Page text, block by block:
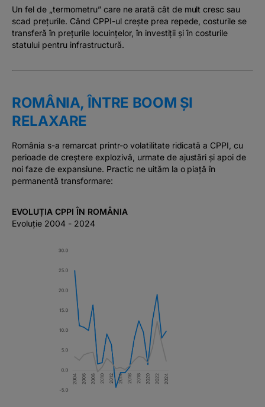
Un fel de „termometru” care ne arată cât de mult cresc sau
scad prețurile. Când CPPI-ul crește prea repede, costurile se
transferă în prețurile locuințelor, în investiții și în costurile
statului pentru infrastructură.
ROMÂNIA, ÎNTRE BOOM ȘI
RELAXARE
România s-a remarcat printr-o volatilitate ridicată a CPPI, cu
perioade de creștere explozivă, urmate de ajustări și apoi de
noi faze de expansiune. Practic ne uităm la o piață în
permanentă transformare:
EVOLUȚIA CPPI ÎN ROMÂNIA
Evoluție 2004 - 2024